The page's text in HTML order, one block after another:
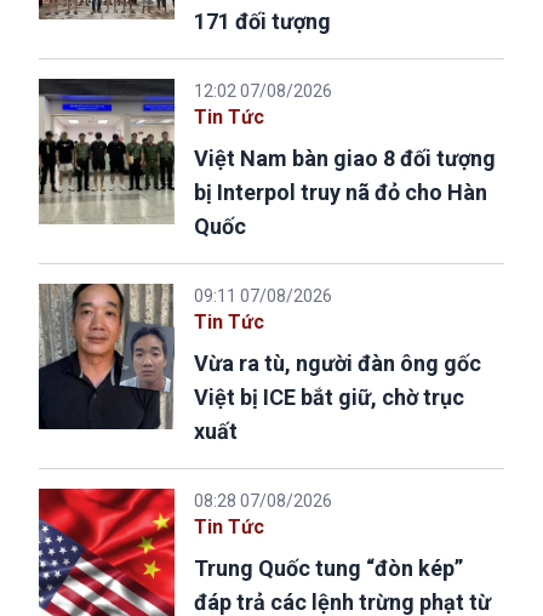
171 đối tượng
12:02 07/08/2026
Tin Tức
Việt Nam bàn giao 8 đối tượng
bị Interpol truy nã đỏ cho Hàn
Quốc
09:11 07/08/2026
Tin Tức
Vừa ra tù, người đàn ông gốc
Việt bị ICE bắt giữ, chờ trục
xuất
08:28 07/08/2026
Tin Tức
Trung Quốc tung “đòn kép”
đáp trả các lệnh trừng phạt từ